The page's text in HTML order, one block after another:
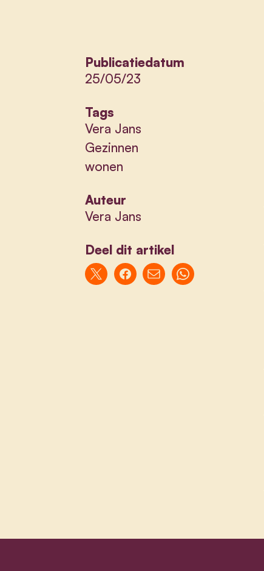
Publicatiedatum
25/05/23
Tags
Vera Jans
Gezinnen
wonen
Auteur
Vera Jans
Deel dit artikel